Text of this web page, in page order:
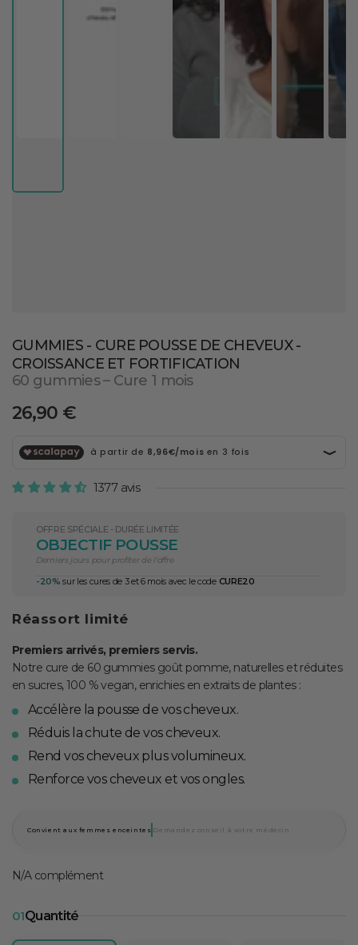
GUMMIES - CURE POUSSE DE CHEVEUX -
CROISSANCE ET FORTIFICATION
60 gummies – Cure 1 mois
Prix
26,90 €
1377 avis
OFFRE SPÉCIALE - DURÉE LIMITÉE
OBJECTIF POUSSE
Derniers jours pour profiter de l'offre
-20%sur les cures de 3 et 6 mois avec le codeCURE20
Réassort limité
Premiers arrivés, premiers servis.
Notre cure de 60 gummies goût pomme, naturelles et réduites
en sucres, 100 % vegan, enrichies en extraits de plantes :
Accélère la pousse de vos cheveux.
Réduis la chute de vos cheveux.
Rend vos cheveux plus volumineux.
Renforce vos cheveux et vos ongles.
Convient aux femmes enceintes Demandez conseil à votre médecin
N/A complément
01Quantité